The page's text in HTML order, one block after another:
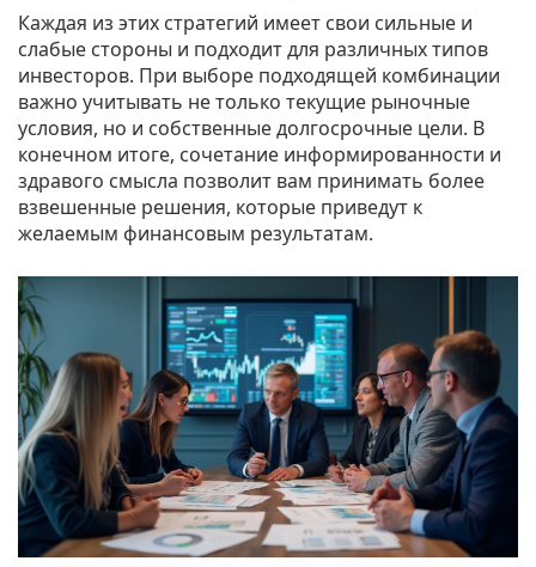
Каждая из этих стратегий имеет свои сильные и
слабые стороны и подходит для различных типов
инвесторов. При выборе подходящей комбинации
важно учитывать не только текущие рыночные
условия, но и собственные долгосрочные цели. В
конечном итоге, сочетание информированности и
здравого смысла позволит вам принимать более
взвешенные решения, которые приведут к
желаемым финансовым результатам.